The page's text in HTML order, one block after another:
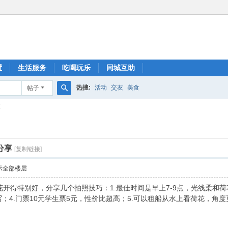
生活服务 吃喝玩乐 同城互助
帖子 热搜: 活动 交友 美食
享 [复制链接]
全部楼层
得特别好，分享几个拍照技巧：1.最佳时间是早上7-9点，光线柔和
4.门票10元学生票5元，性价比超高；5.可以租船从水上看荷花，角度